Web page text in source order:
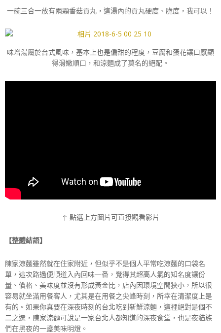
一碗三合一放有兩顆香菇貢丸，這湯內的貢丸硬度、脆度，我可以！
味增湯屬於台式風味，基本上也是偏甜的程度，豆腐和蛋花讓口感顯
得滑嫩順口，和涼麵成了莫名的絕配。
↑ 點選上方圖片可直接觀看影片
【整體結語】
陳家涼麵雖然就在住家附近，但似乎不是個人平常吃涼麵的口袋名
單，這次路過便順道入內回味一番，覺得其超高人氣的知名度讓份
量、價格、美味度並沒有形成黃金比，店內因環境空間狹小，所以很
容易就坐滿用餐客人，尤其是在用餐之尖峰時刻，所幸在清潔度上是
有的。如果你真要在深夜時刻的台北吃到新鮮涼麵，這裡絕對是個不
二之選，陳家涼麵可說是一家台北人都知道的深夜食堂，也是夜貓族
們在黑夜的一盞美味明燈。